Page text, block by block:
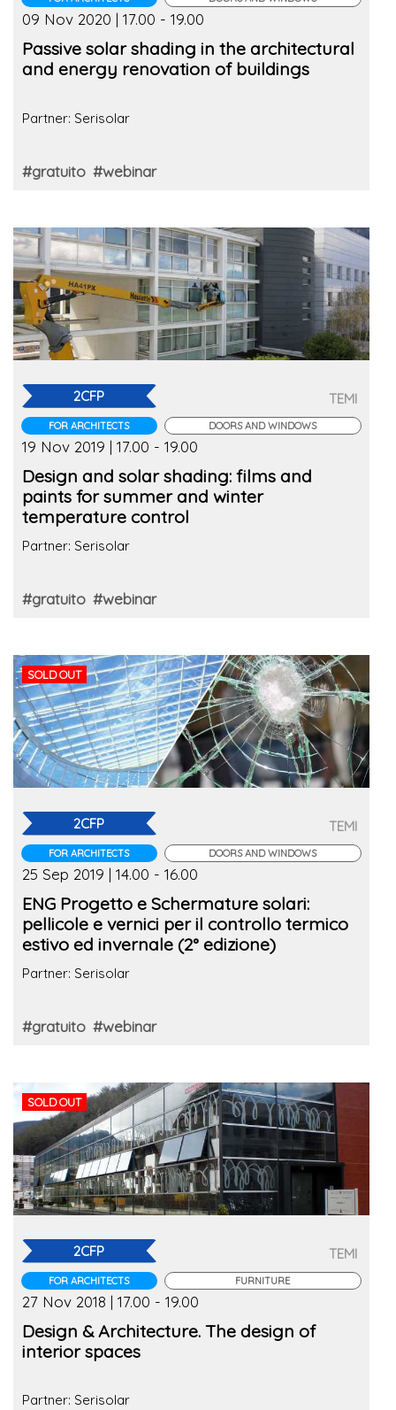
09 Nov 2020 | 17.00 - 19.00
Passive solar shading in the architectural
and energy renovation of buildings
Partner: Serisolar
#gratuito #webinar
2CFP
FOR ARCHITECTS
TEMI
DOORS AND WINDOWS
19 Nov 2019 | 17.00 - 19.00
Design and solar shading: films and
paints for summer and winter
temperature control
Partner: Serisolar
#gratuito #webinar
SOLD OUT
2CFP
FOR ARCHITECTS
TEMI
DOORS AND WINDOWS
25 Sep 2019 | 14.00 - 16.00
ENG Progetto e Schermature solari:
pellicole e vernici per il controllo termico
estivo ed invernale (2° edizione)
Partner: Serisolar
#gratuito #webinar
SOLD OUT
2CFP
FOR ARCHITECTS
TEMI
FURNITURE
27 Nov 2018 | 17.00 - 19.00
Design & Architecture. The design of
interior spaces
Partner: Serisolar